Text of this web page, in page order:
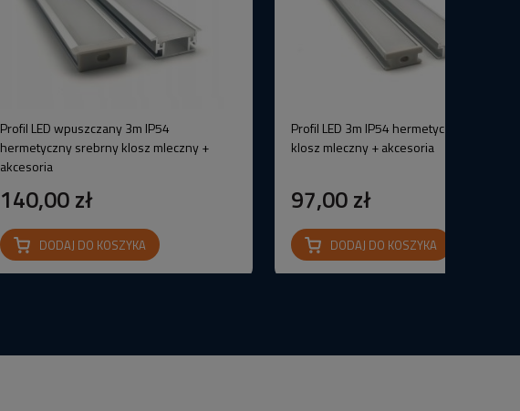
Profil LED wpuszczany 3m IP54
hermetyczny srebrny klosz mleczny +
akcesoria
140,00 zł
DODAJ DO KOSZYKA
Profil LED 3m IP54 hermetyczny srebrny
klosz mleczny + akcesoria
97,00 zł
DODAJ DO KOSZYKA